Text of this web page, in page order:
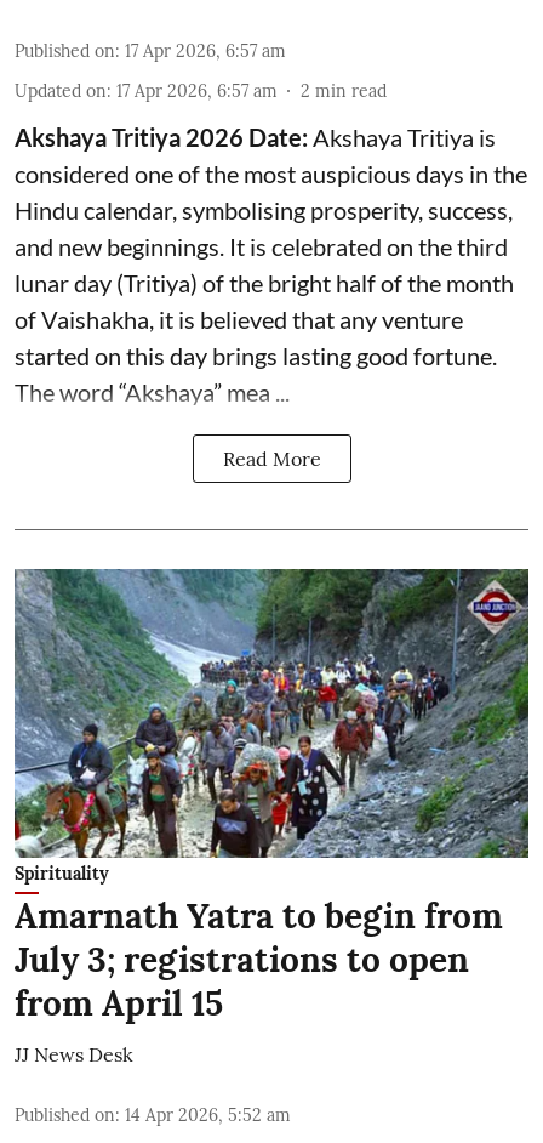
Published on: 17 Apr 2026, 6:57 am
Updated on: 17 Apr 2026, 6:57 am 2 min read
Akshaya Tritiya 2026 Date: Akshaya Tritiya is
considered one of the most auspicious days in the
Hindu calendar, symbolising prosperity, success,
and new beginnings. It is celebrated on the third
lunar day (Tritiya) of the bright half of the month
of Vaishakha, it is believed that any venture
started on this day brings lasting good fortune.
The word “Akshaya” mea ...
Read More
Spirituality
Amarnath Yatra to begin from
July 3; registrations to open
from April 15
JJ News Desk
Published on: 14 Apr 2026, 5:52 am